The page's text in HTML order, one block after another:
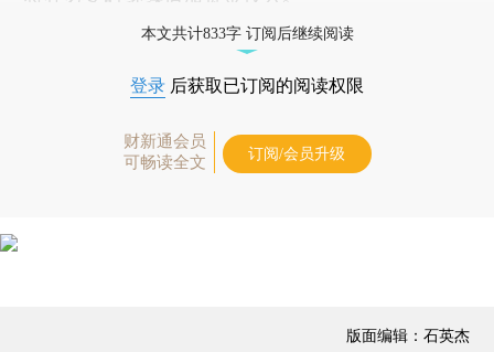
本文共计833字 订阅后继续阅读
登录 后获取已订阅的阅读权限
财新通会员
可畅读全文
订阅/会员升级
版面编辑：石英杰